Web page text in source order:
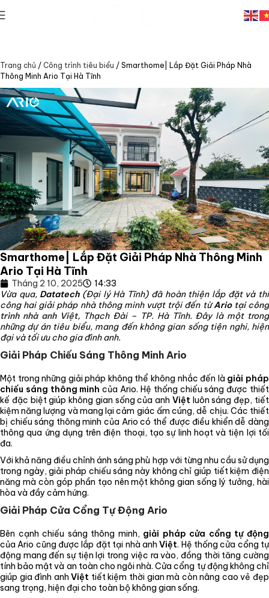
Trang chủ / Công trình tiêu biểu / Smarthome| Lắp Đặt Giải Pháp Nhà
Thông Minh Ario Tại Hà Tĩnh
Smarthome| Lắp Đặt Giải Pháp Nhà Thông Minh
Ario Tại Hà Tĩnh
Tháng 2 10, 2025
14:33
Vừa qua, Datatech(Đại lý Hà Tĩnh) đã hoàn thiện lắp đặt và thi
công hai giải pháp nhà thông minh vượt trội đến từArio tại công
trình nhà anh Việt, Thạch Đài – TP. Hà Tĩnh. Đây là một trong
những dự án tiêu biểu, mang đến không gian sống tiện nghi, hiện
đại và tối ưu cho gia đình anh.
Giải Pháp Chiếu Sáng Thông Minh Ario
Một trong những giải pháp không thể không nhắc đến là giải pháp
chiếu sáng thông minh của Ario. Hệ thống chiếu sáng được thiết
kế đặc biệt giúp không gian sống của anh Việt luôn sáng đẹp, tiết
kiệm năng lượng và mang lại cảm giác ấm cúng, dễ chịu. Các thiết
bị chiếu sáng thông minh của Ario có thể được điều khiển dễ dàng
thông qua ứng dụng trên điện thoại, tạo sự linh hoạt và tiện lợi tối
đa.
Với khả năng điều chỉnh ánh sáng phù hợp với từng nhu cầu sử dụng
trong ngày, giải pháp chiếu sáng này không chỉ giúp tiết kiệm điện
năng mà còn góp phần tạo nên một không gian sống lý tưởng, hài
hòa và đầy cảm hứng.
Giải Pháp Cửa Cổng Tự Động Ario
Bên cạnh chiếu sáng thông minh, giải pháp cửa cổng tự động
của Ario cũng được lắp đặt tại nhà anhViệt. Hệ thống cửa cổng tự
động mang đến sự tiện lợi trong việc ra vào, đồng thời tăng cường
tính bảo mật và an toàn cho ngôi nhà. Cửa cổng tự động không chỉ
giúp gia đình anhViệt tiết kiệm thời gian mà còn nâng cao vẻ đẹp
sang trọng, hiện đại cho toàn bộ không gian sống.